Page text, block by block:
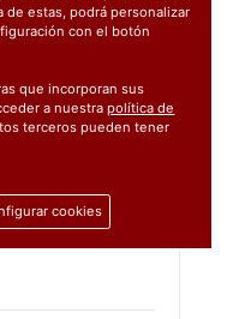
de estas, podrá personalizar
con el botón
que incorporan sus
a nuestrapolítica de
terceros pueden tener
cookies